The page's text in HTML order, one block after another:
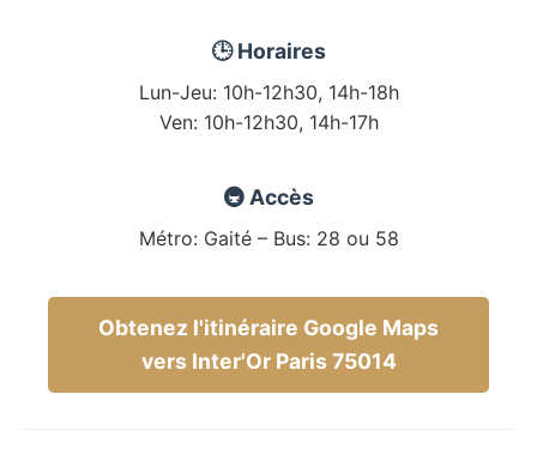
🕒 Horaires
Lun-Jeu: 10h-12h30, 14h-18h
Ven: 10h-12h30, 14h-17h
🚇 Accès
Métro: Gaité – Bus: 28 ou 58
Obtenez l'itinéraire Google Maps
vers Inter'Or Paris 75014